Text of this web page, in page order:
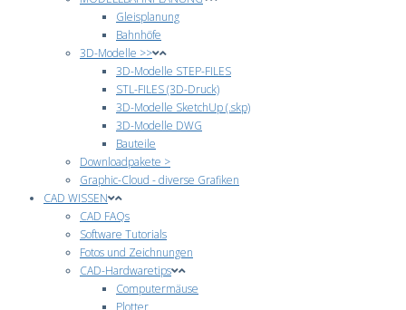
Gleisplanung
Bahnhöfe
3D-Modelle >>
3D-Modelle STEP-FILES
STL-FILES (3D-Druck)
3D-Modelle SketchUp (.skp)
3D-Modelle DWG
Bauteile
Downloadpakete >
Graphic-Cloud - diverse Grafiken
CAD WISSEN
CAD FAQs
Software Tutorials
Fotos und Zeichnungen
CAD-Hardwaretips
Computermäuse
Plotter